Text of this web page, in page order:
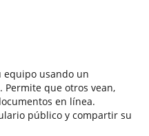
equipo usando un
que otros vean,
en línea.
público y compartir su